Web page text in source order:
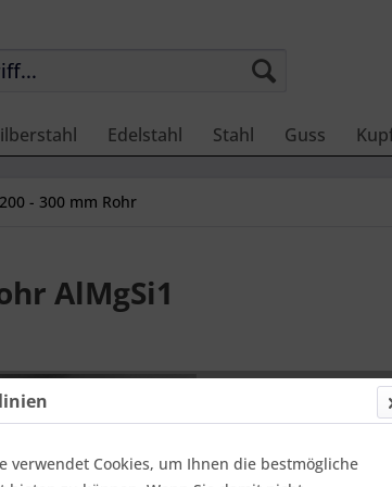
Edelstahl Stahl Guss
- 300 mm Rohr
AlMgSi1
1
Online-
verwendet Cookies, um Ihnen die bestmögliche